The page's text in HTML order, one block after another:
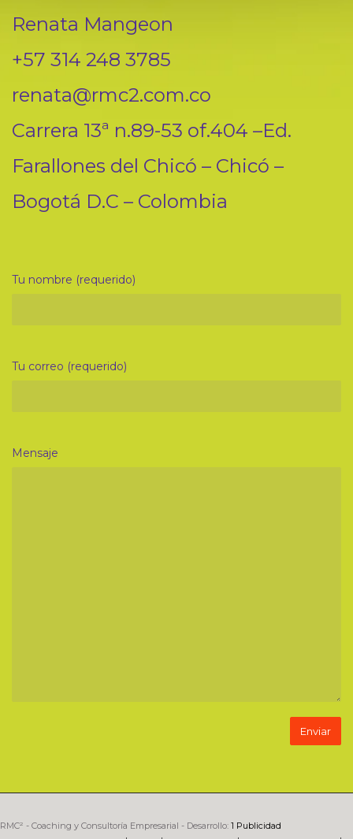
Renata Mangeon
+57 314 248 3785
renata@rmc2.com.co
Carrera 13ª n.89-53 of.404 –Ed.
Farallones del Chicó – Chicó –
Bogotá D.C – Colombia
Tu nombre (requerido)
Tu correo (requerido)
Mensaje
RMC² - Coaching y Consultoría Empresarial - Desarrollo: 1 Publicidad